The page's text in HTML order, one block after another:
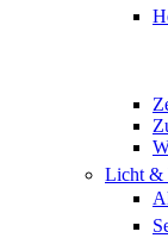
Licht &